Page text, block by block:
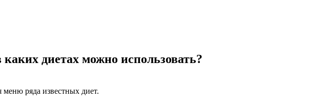
диетах можно использовать?
меню ряда известных диет.